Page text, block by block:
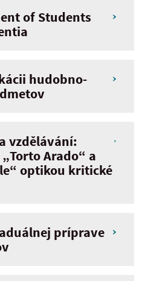
of Students
hudobno-
vzdělávání:
Arado“ a
optikou kritické
príprave